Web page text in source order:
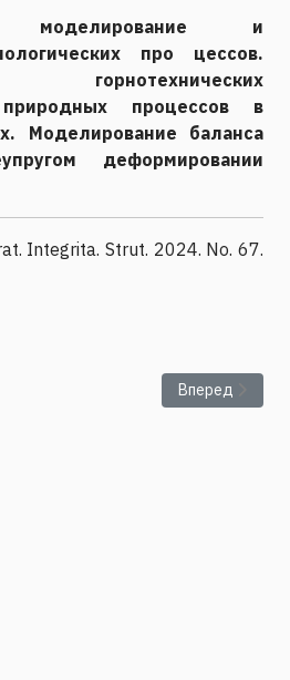
моделирование и
про цессов.
горнотехнических
процессов в
Моделирование баланса
деформировании
Integrita. Strut. 2024. No. 67.
динамики дисперсных систем
Следующий:
Вперед